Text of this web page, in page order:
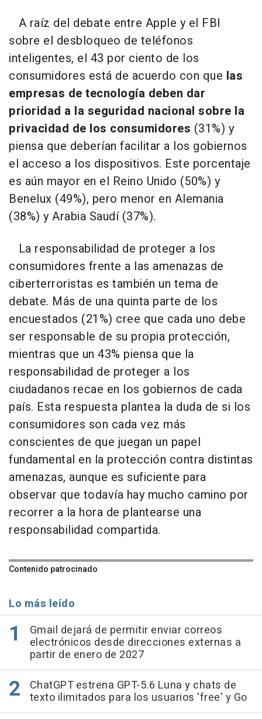
A raíz del debate entre Apple y el FBI
sobre el desbloqueo de teléfonos
inteligentes, el 43 por ciento de los
consumidores está de acuerdo con que las
empresas de tecnología deben dar
prioridad a la seguridad nacional sobre la
privacidad de los consumidores (31%) y
piensa que deberían facilitar a los gobiernos
el acceso a los dispositivos. Este porcentaje
es aún mayor en el Reino Unido (50%) y
Benelux (49%), pero menor en Alemania
(38%) y Arabia Saudí (37%).
La responsabilidad de proteger a los
consumidores frente a las amenazas de
ciberterroristas es también un tema de
debate. Más de una quinta parte de los
encuestados (21%) cree que cada uno debe
ser responsable de su propia protección,
mientras que un 43% piensa que la
responsabilidad de proteger a los
ciudadanos recae en los gobiernos de cada
país. Esta respuesta plantea la duda de si los
consumidores son cada vez más
conscientes de que juegan un papel
fundamental en la protección contra distintas
amenazas, aunque es suficiente para
observar que todavía hay mucho camino por
recorrer a la hora de plantearse una
responsabilidad compartida.
Contenido patrocinado
Lo más leído
Gmail dejará de permitir enviar correos
electrónicos desde direcciones externas a
partir de enero de 2027
ChatGPT estrena GPT-5.6 Luna y chats de
texto ilimitados para los usuarios 'free' y Go